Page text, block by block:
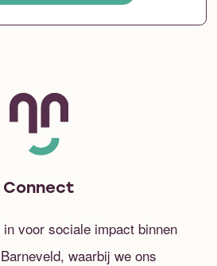
Connect
voor sociale impact binnen
waarbij we ons